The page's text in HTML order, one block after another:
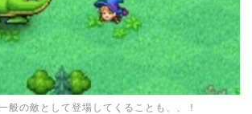
般の敵として登場してくることも、、！